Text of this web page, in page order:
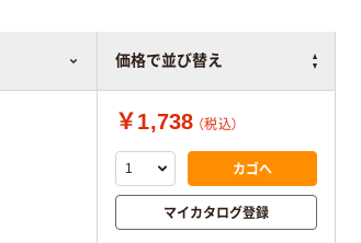
価格で並び替え
￥1,738 （税込）
カゴへ
マイカタログ登録